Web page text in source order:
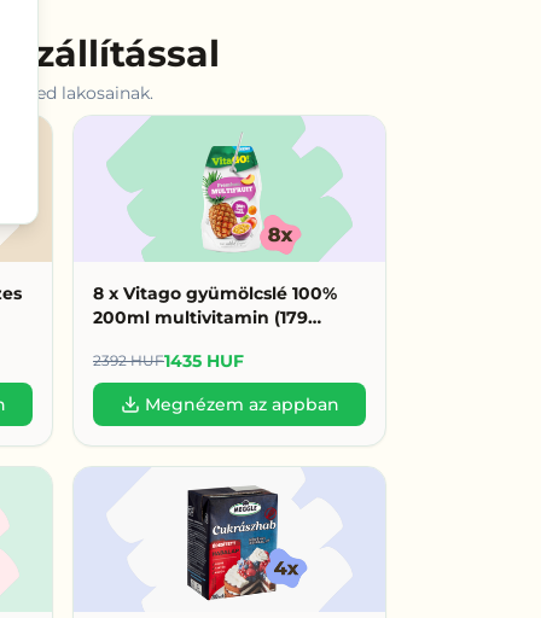
lakosainak.
8 x Vitago gyümölcslé 100%
200ml multivitamin (179
2392 HUF1435 HUF
Megnézem az appban